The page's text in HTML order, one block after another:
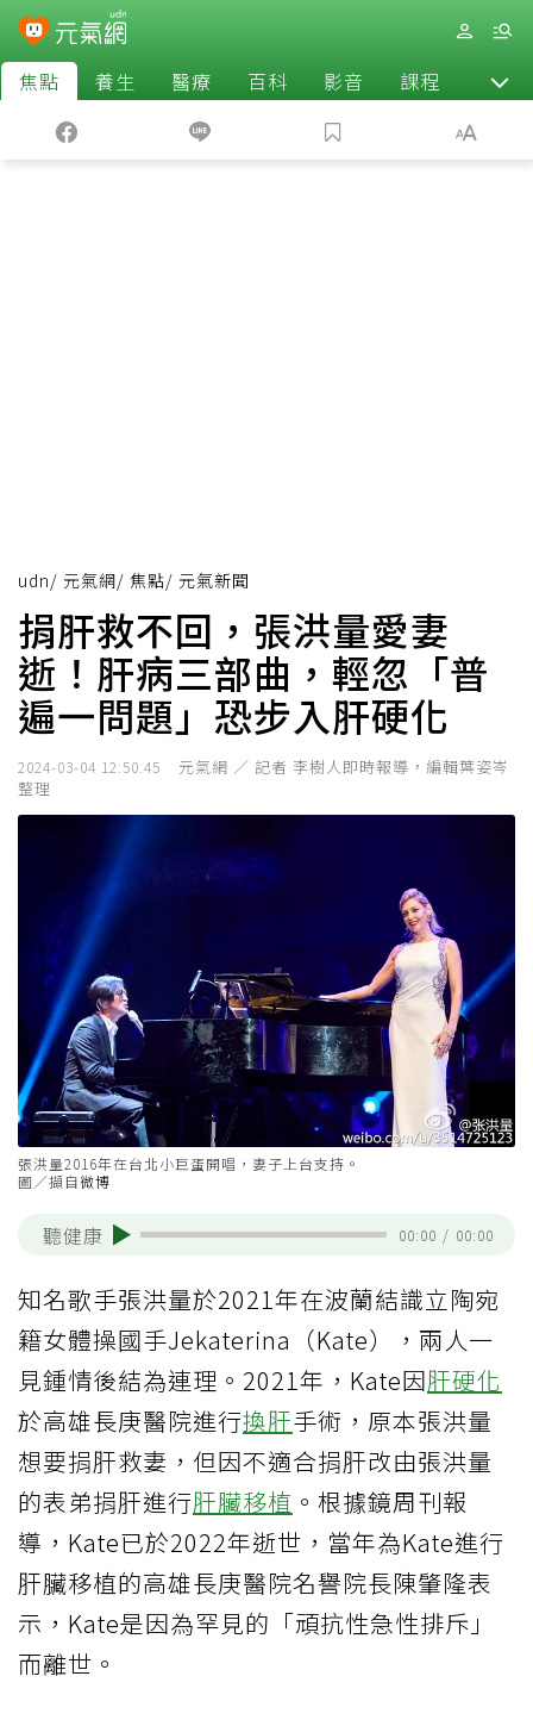
焦點 養生 醫療 百科 影音 課程 退休
udn/ 元氣網/ 焦點/ 元氣新聞
捐肝救不回，張洪量愛妻
逝！肝病三部曲，輕忽「普
遍一問題」恐步入肝硬化
2024-03-04 12:50:45
元氣網 ／ 記者 李樹人即時報導，編輯葉姿岑
整理
張洪量2016年在台北小巨蛋開唱，妻子上台支持。
圖／擷自微博
聽健康 00:00 / 00:00
知名歌手張洪量於2021年在波蘭結識立陶宛
籍女體操國手Jekaterina（Kate），兩人一
見鍾情後結為連理。2021年，Kate因肝硬化
於高雄長庚醫院進行換肝手術，原本張洪量
想要捐肝救妻，但因不適合捐肝改由張洪量
的表弟捐肝進行肝臟移植 。根據鏡周刊報
導，Kate已於2022年逝世，當年為Kate進行
肝臟移植的高雄長庚醫院名譽院長陳肇隆表
示，Kate是因為罕見的「頑抗性急性排斥」
而離世。